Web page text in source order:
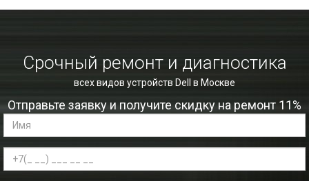
Срочный ремонт и диагностика
всех видов устройств Dell в Москве
Отправьте заявку и получите скидку на ремонт 11%